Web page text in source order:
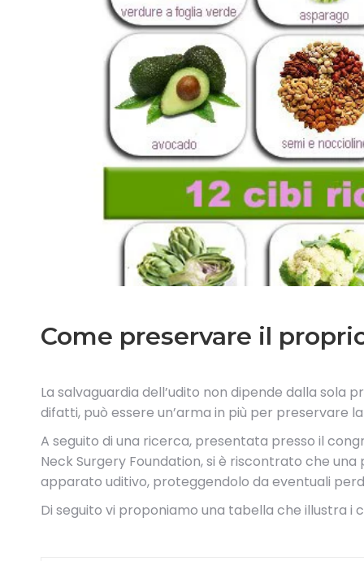
Come preservare il
La salvaguardia dell’udito non dipende dalla sola
difatti, può essere un’arma in più per preservare
A seguito di una ricerca, presentata presso il
Neck Surgery Foundation, si è riscontrato che
apparato uditivo, proteggendolo da eventuali
Di seguito vi proponiamo una tabella che illustra i